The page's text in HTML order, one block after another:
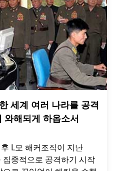
세계 여러 나라를 공격
와해되게 하옵소서
L모 해커조직이 지난
중적으로 공격하기 시작